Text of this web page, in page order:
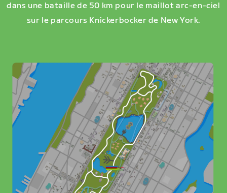
dans une bataille de 50 km pour le maillot arc-en-ciel
sur le parcours Knickerbocker de New York.